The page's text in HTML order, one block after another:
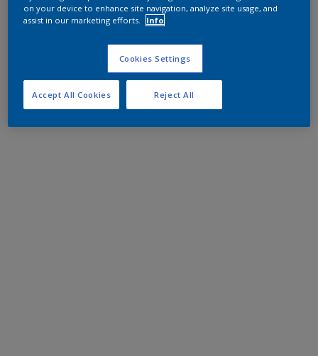
on your device to enhance site navigation, analyze site usage, and
assist in our marketing efforts.
Info
Cookies Settings
Reject All
Accept All Cookies